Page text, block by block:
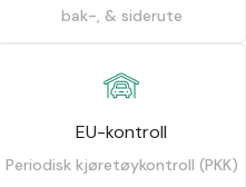
bak-, & siderute
EU-kontroll
Periodisk kjøretøykontroll (PKK)